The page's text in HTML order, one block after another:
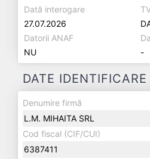
Dată interogare
27.07.2026
Datorii ANAF
NU
-
DATE IDENTIFICARE
Denumire firmă
L.M. MIHAITA SRL
Cod fiscal (CIF/CUI)
6387411